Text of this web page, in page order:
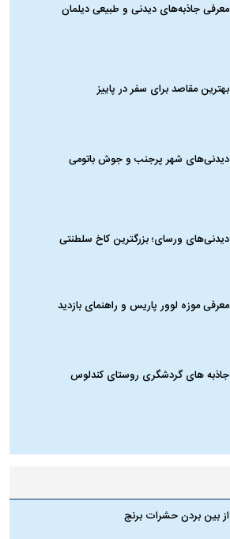
معرفی جاذبه‌های دیدنی و طبیعی دیلمان
بهترین مقاصد برای سفر در پاییز
دیدنی‌های شهر پرجنب و جوش باتومی
دیدنی‌های ورسای؛ بزرگترین کاخ سلطنتی
معرفی موزه لوور پاریس و راهنمای بازدید
جاذبه های گردشگری روستای کندلوس
از بین بردن حشرات برنج